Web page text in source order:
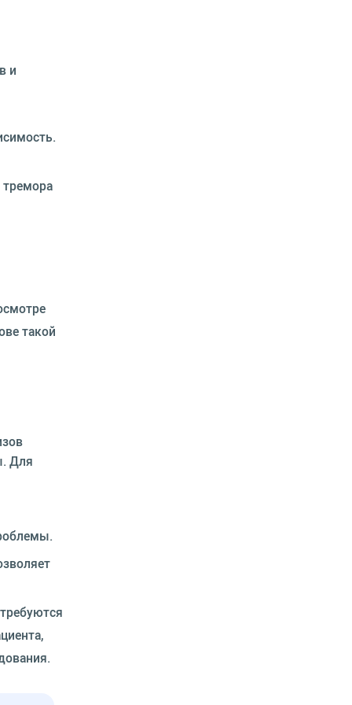
и
тремора
такой
Для